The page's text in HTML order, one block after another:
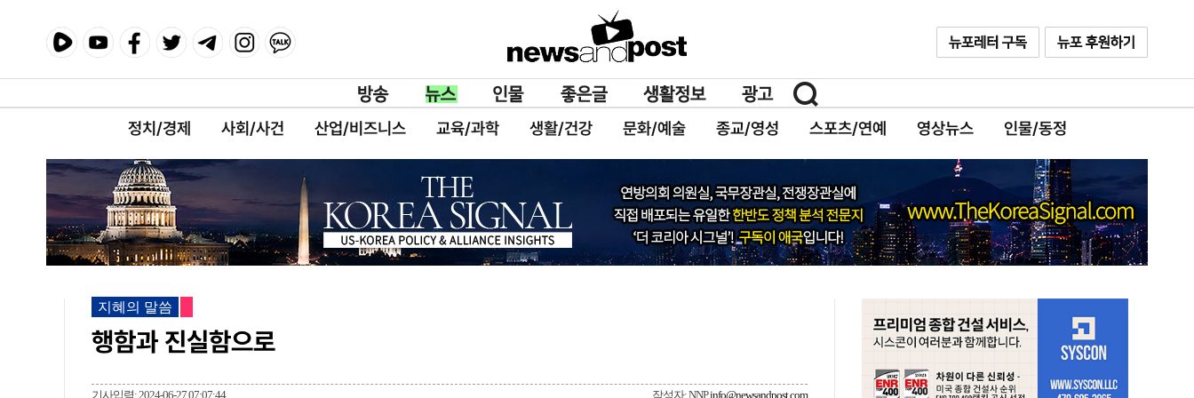
정치/경제 사회/사건 산업/비즈니스 교육/과학 생활/건강 문화/예술 종교/영성 스포츠/연예 영상뉴스 인물/동정
지혜의 말씀
행함과 진실함으로
기사입력: 2024-06-27 07:07:44 작성자: NNPinfo@newsandpost.com